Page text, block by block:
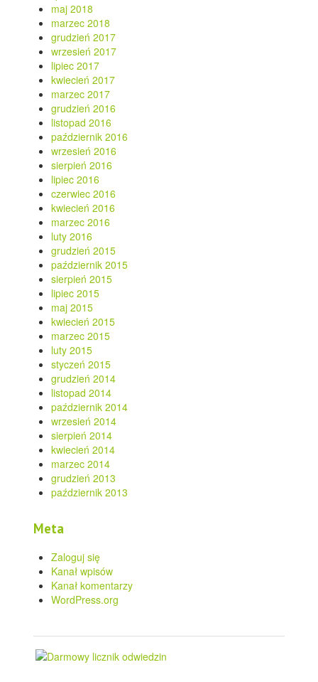
maj 2018
marzec 2018
grudzień 2017
wrzesień 2017
lipiec 2017
kwiecień 2017
marzec 2017
grudzień 2016
listopad 2016
październik 2016
wrzesień 2016
sierpień 2016
lipiec 2016
czerwiec 2016
kwiecień 2016
marzec 2016
luty 2016
grudzień 2015
październik 2015
sierpień 2015
lipiec 2015
maj 2015
kwiecień 2015
marzec 2015
luty 2015
styczeń 2015
grudzień 2014
listopad 2014
październik 2014
wrzesień 2014
sierpień 2014
kwiecień 2014
marzec 2014
grudzień 2013
październik 2013
Meta
Zaloguj się
Kanał wpisów
Kanał komentarzy
WordPress.org